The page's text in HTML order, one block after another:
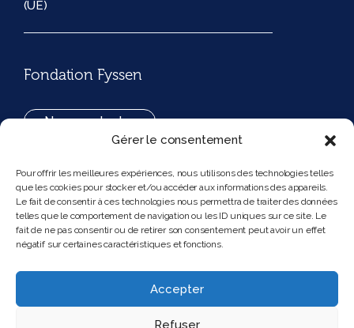
Gérer le consentement
Pour offrir les meilleures expériences, nous utilisons des technologies telles
que les cookies pour stocker et/ou accéder aux informations des appareils.
Le fait de consentir à ces technologies nous permettra de traiter des données
telles que le comportement de navigation ou les ID uniques sur ce site. Le
fait de ne pas consentir ou de retirer son consentement peut avoir un effet
négatif sur certaines caractéristiques et fonctions.
Accepter
Refuser
(UE)
Fondation Fyssen
Nous contacter
194, rue de Rivoli 75001 Paris France
Nous suivre